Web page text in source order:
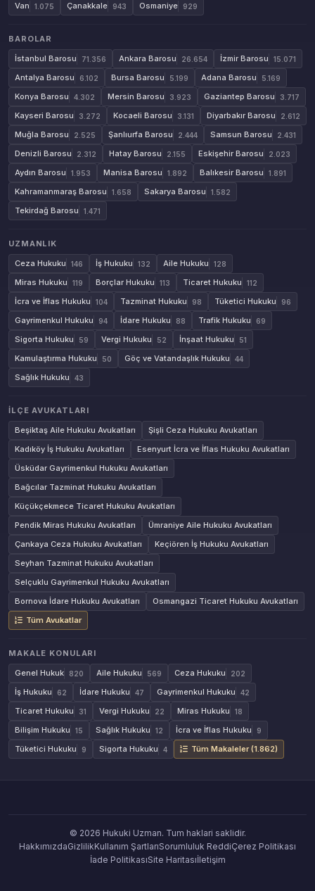
Van 1.075 Çanakkale 943 Osmaniye 929
BAROLAR
İstanbul Barosu
71.356 Ankara Barosu 26.654 İzmir Barosu 15.071
Antalya Barosu 6.102 Bursa Barosu 5.199 Adana Barosu 5.169
Konya Barosu 4.302 Mersin Barosu 3.923 Gaziantep Barosu 3.717
Kayseri Barosu 3.272 Kocaeli Barosu 3.131 Diyarbakır Barosu 2.612
Muğla Barosu 2.525 Şanlıurfa Barosu 2.444 Samsun Barosu 2.431
Denizli Barosu 2.312 Hatay Barosu 2.155 Eskişehir Barosu 2.023
Aydın Barosu 1.953 Manisa Barosu 1.892 Balıkesir Barosu 1.891
Kahramanmaraş Barosu 1.658 Sakarya Barosu 1.582
Tekirdağ Barosu 1.471
UZMANLIK
Ceza Hukuku
146 İş Hukuku 132 Aile Hukuku 128
Miras Hukuku 119 Borçlar Hukuku 113 Ticaret Hukuku 112
İcra ve İflas Hukuku 104 Tazminat Hukuku 98 Tüketici Hukuku 96
Gayrimenkul Hukuku 94 İdare Hukuku 88 Trafik Hukuku 69
Sigorta Hukuku 59 Vergi Hukuku 52 İnşaat Hukuku 51
Kamulaştırma Hukuku 50 Göç ve Vatandaşlık Hukuku 44
Sağlık Hukuku 43
İLÇE AVUKATLARI
Beşiktaş Aile Hukuku Avukatları
Şişli Ceza Hukuku Avukatları
Kadıköy İş Hukuku Avukatları
Esenyurt İcra ve İflas Hukuku Avukatları
Üsküdar Gayrimenkul Hukuku Avukatları
Bağcılar Tazminat Hukuku Avukatları
Küçükçekmece Ticaret Hukuku Avukatları
Pendik Miras Hukuku Avukatları
Ümraniye Aile Hukuku Avukatları
Çankaya Ceza Hukuku Avukatları
Keçiören İş Hukuku Avukatları
Seyhan Tazminat Hukuku Avukatları
Selçuklu Gayrimenkul Hukuku Avukatları
Bornova İdare Hukuku Avukatları
Osmangazi Ticaret Hukuku Avukatları
Tüm Avukatlar
MAKALE KONULARI
Genel Hukuk
820 Aile Hukuku 569 Ceza Hukuku 202
İş Hukuku 62 İdare Hukuku 47 Gayrimenkul Hukuku 42
Ticaret Hukuku 31 Vergi Hukuku 22 Miras Hukuku 18
Bilişim Hukuku 15 Sağlık Hukuku 12 İcra ve İflas Hukuku 9
Tüketici Hukuku 9 Sigorta Hukuku 4 Tüm Makaleler (1.862)
© 2026 Hukuki Uzman. Tum haklari saklidir.
HakkımızdaGizlilikKullanım ŞartlarıSorumluluk ReddiÇerez Politikası
İade PolitikasıSite Haritasıİletişim